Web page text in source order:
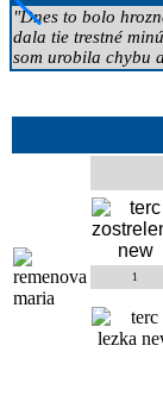
"Dnes to bolo
dala tie trestné
som urobila chybu
1